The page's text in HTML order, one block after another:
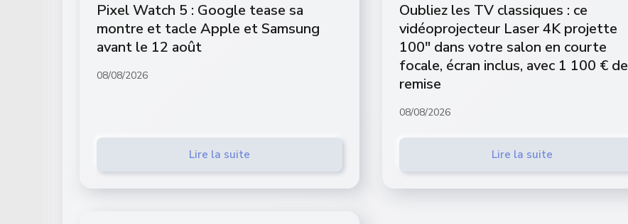
Pixel Watch 5 : Google tease sa
montre et tacle Apple et Samsung
avant le 12 août
08/08/2026
Lire la suite
Oubliez les TV classiques : ce
vidéoprojecteur Laser 4K projette
100″ dans votre salon en courte
focale, écran inclus, avec 1 100 € de
remise
08/08/2026
Lire la suite